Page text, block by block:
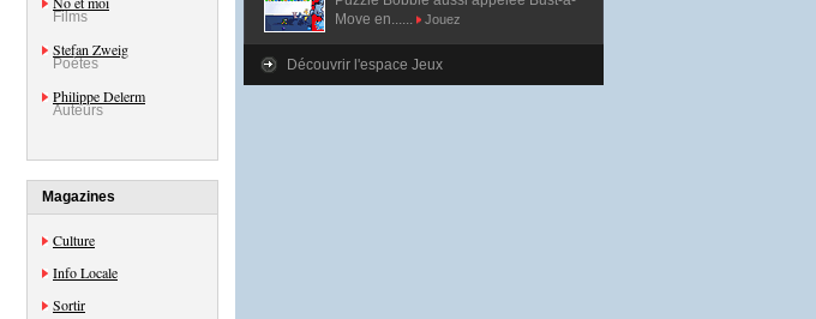
Films
Stefan Zweig
Poètes
Philippe Delerm
Auteurs
Magazines
Culture
Info Locale
Sortir
Move en......
Jouez
Découvrir l'espace Jeux